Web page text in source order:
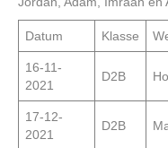
Datum Klasse
16-11-
2021
D2B
17-12-
2021
D2B